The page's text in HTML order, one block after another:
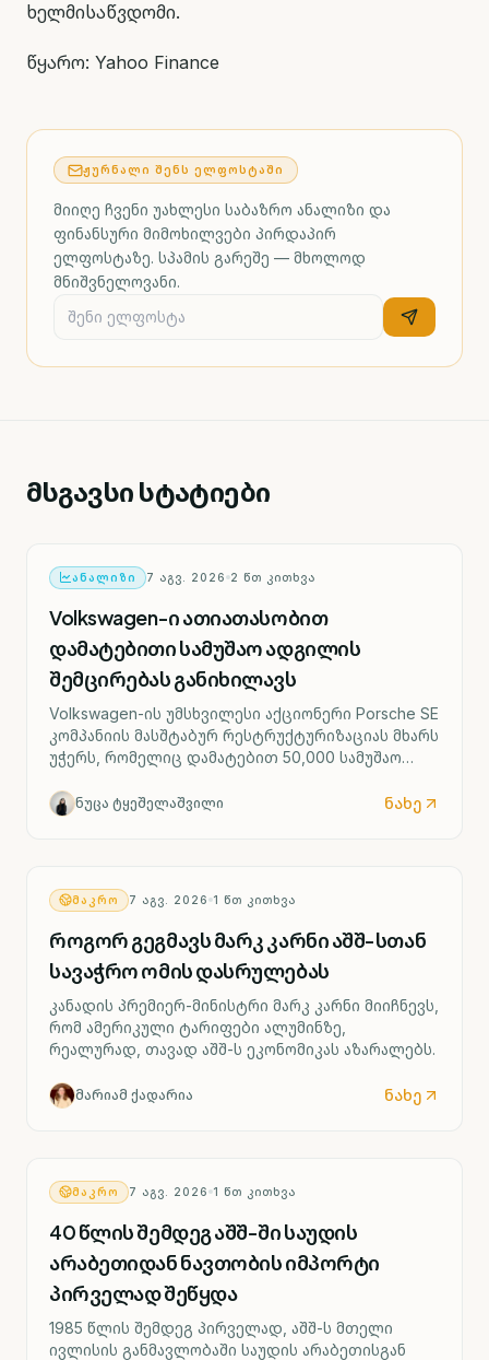
ხელმისაწვდომი.
წყარო: Yahoo Finance
ᲟᲣᲠᲜᲐᲚᲘ ᲨᲔᲜᲡ ᲔᲚᲤᲝᲡᲢᲐᲨᲘ
მიიღე ჩვენი უახლესი საბაზრო ანალიზი და
ფინანსური მიმოხილვები პირდაპირ
ელფოსტაზე. სპამის გარეშე — მხოლოდ
მნიშვნელოვანი.
მსგავსი სტატიები
ᲐᲜᲐᲚᲘᲖᲘ 7 ᲐᲒᲕ. 2026 2 ᲬᲗ ᲙᲘᲗᲮᲕᲐ
Volkswagen-ი ათიათასობით
დამატებითი სამუშაო ადგილის
შემცირებას განიხილავს
Volkswagen-ის უმსხვილესი აქციონერი Porsche SE
კომპანიის მასშტაბურ რესტრუქტურიზაციას მხარს
უჭერს, რომელიც დამატებით 50,000 სამუშაო
ქარხნის შესაძლო დახურვას ითვალისწინებს.
ნუცა ტყეშელაშვილი ნახე
ᲛᲐᲙᲠᲝ 7 ᲐᲒᲕ. 2026 1 ᲬᲗ ᲙᲘᲗᲮᲕᲐ
როგორ გეგმავს მარკ კარნი აშშ-სთან
სავაჭრო ომის დასრულებას
კანადის პრემიერ-მინისტრი მარკ კარნი მიიჩნევს,
რომ ამერიკული ტარიფები ალუმინზე,
რეალურად, თავად აშშ-ს ეკონომიკას აზარალებს.
მარიამ ქადარია ნახე
ᲛᲐᲙᲠᲝ 7 ᲐᲒᲕ. 2026 1 ᲬᲗ ᲙᲘᲗᲮᲕᲐ
40 წლის შემდეგ აშშ-ში საუდის
არაბეთიდან ნავთობის იმპორტი
პირველად შეწყდა
1985 წლის შემდეგ პირველად, აშშ-ს მთელი
ივლისის განმავლობაში საუდის არაბეთისგან